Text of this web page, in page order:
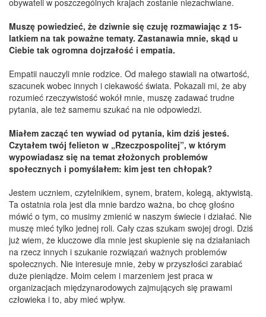
Muszę powiedzieć, że dziwnie się czuję rozmawiając z 15-
latkiem na tak poważne tematy. Zastanawia mnie, skąd u
Ciebie tak ogromna dojrzałość i empatia.
Empatii nauczyli mnie rodzice. Od małego stawiali na otwartość,
szacunek wobec innych i ciekawość świata. Pokazali mi, że aby
rozumieć rzeczywistość wokół mnie, muszę zadawać trudne
pytania, ale też samemu szukać na nie odpowiedzi.
Miałem zacząć ten wywiad od pytania, kim dziś jesteś.
Czytałem twój felieton w „Rzeczpospolitej”, w którym
wypowiadasz się na temat złożonych problemów
społecznych i pomyślałem: kim jest ten chłopak?
Jestem uczniem, czytelnikiem, synem, bratem, kolegą, aktywistą.
Ta ostatnia rola jest dla mnie bardzo ważna, bo chcę głośno
mówić o tym, co musimy zmienić w naszym świecie i działać. Nie
muszę mieć tylko jednej roli. Cały czas szukam swojej drogi. Dziś
już wiem, że kluczowe dla mnie jest skupienie się na działaniach
na rzecz innych i szukanie rozwiązań ważnych problemów
społecznych. Nie interesuje mnie, żeby w przyszłości zarabiać
duże pieniądze. Moim celem i marzeniem jest praca w
organizacjach międzynarodowych zajmujących się prawami
człowieka i to, aby mieć wpływ.